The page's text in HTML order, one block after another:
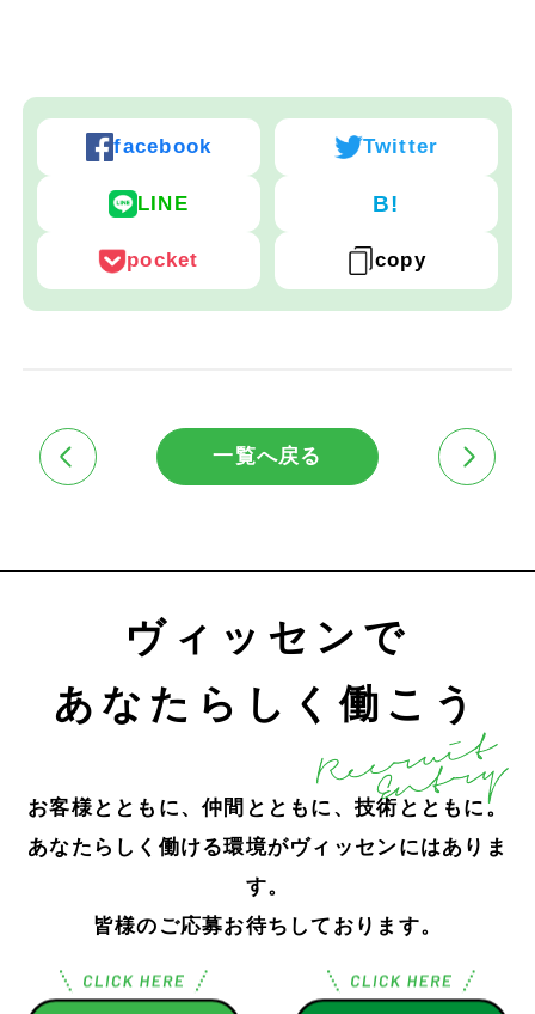
facebook Twitter
LINE B!
pocket copy
一覧へ戻る
ヴィッセンで
あなたらしく働こう
お客様とともに、仲間とともに、技術とともに。
あなたらしく働ける環境がヴィッセンにはありま
す。
皆様のご応募お待ちしております。